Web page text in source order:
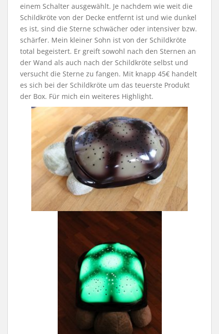
einem Schalter ausgewählt. Je nachdem wie weit die
Schildkröte von der Decke entfernt ist und wie dunkel
es ist, sind die Sterne schwächer oder intensiver bzw.
schärfer. Mein kleiner Sohn ist von der Schildkröte
total begeistert. Er greift sowohl nach den Sternen an
der Wand als auch nach der Schildkröte selbst und
versucht die Sterne zu fangen. Mit knapp 45€ handelt
es sich bei der Schildkröte um das teuerste Produkt
der Box. Für mich ein weiteres Highlight.